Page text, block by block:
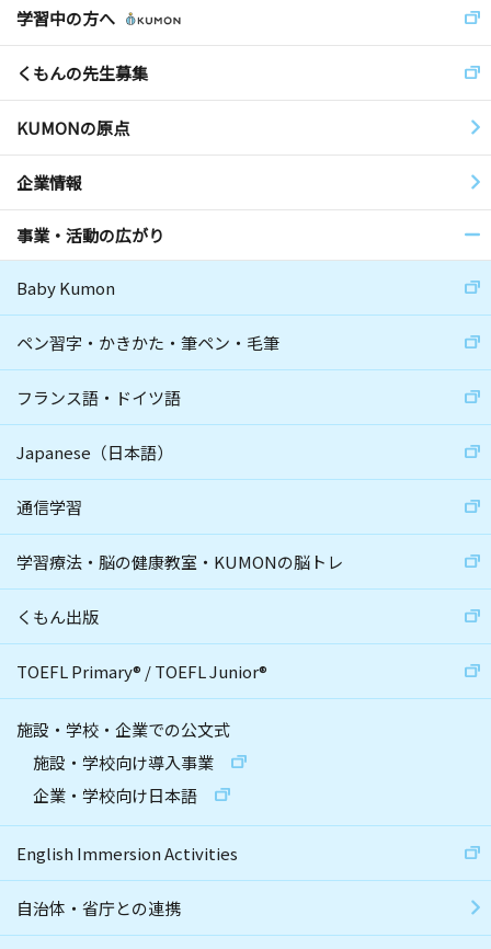
学習中の方へ
くもんの先生募集
KUMONの原点
企業情報
事業・活動の広がり
Baby Kumon
ペン習字・かきかた・筆ペン・毛筆
フランス語・ドイツ語
Japanese（日本語）
通信学習
学習療法・脳の健康教室・KUMONの脳トレ
くもん出版
TOEFL Primary® /TOEFL Junior®
施設・学校・企業での公文式
施設・学校向け導入事業
企業・学校向け日本語
English Immersion Activities
自治体・省庁との連携